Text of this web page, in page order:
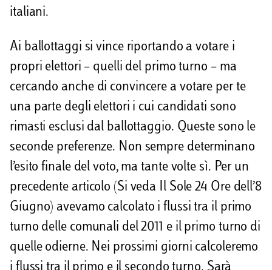
italiani.
Ai ballottaggi si vince riportando a votare i
propri elettori – quelli del primo turno – ma
cercando anche di convincere a votare per te
una parte degli elettori i cui candidati sono
rimasti esclusi dal ballottaggio. Queste sono le
seconde preferenze. Non sempre determinano
l’esito finale del voto, ma tante volte sì. Per un
precedente articolo (Si veda Il Sole 24 Ore dell’8
Giugno) avevamo calcolato i flussi tra il primo
turno delle comunali del 2011 e il primo turno di
quelle odierne. Nei prossimi giorni calcoleremo